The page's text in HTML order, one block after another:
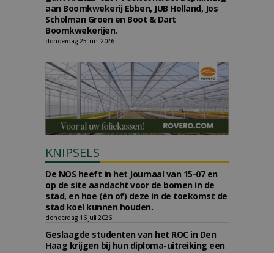
aan Boomkwekerij Ebben, JUB Holland, Jos
Scholman Groen en Boot & Dart
Boomkwekerijen.
donderdag 25 juni 2026
KNIPSELS
De NOS heeft in het Journaal van 15-07 en
op de site aandacht voor de bomen in de
stad, en hoe (én of) deze in de toekomst de
stad koel kunnen houden.
donderdag 16 juli 2026
Geslaagde studenten van het ROC in Den
Haag krijgen bij hun diploma-uitreiking een